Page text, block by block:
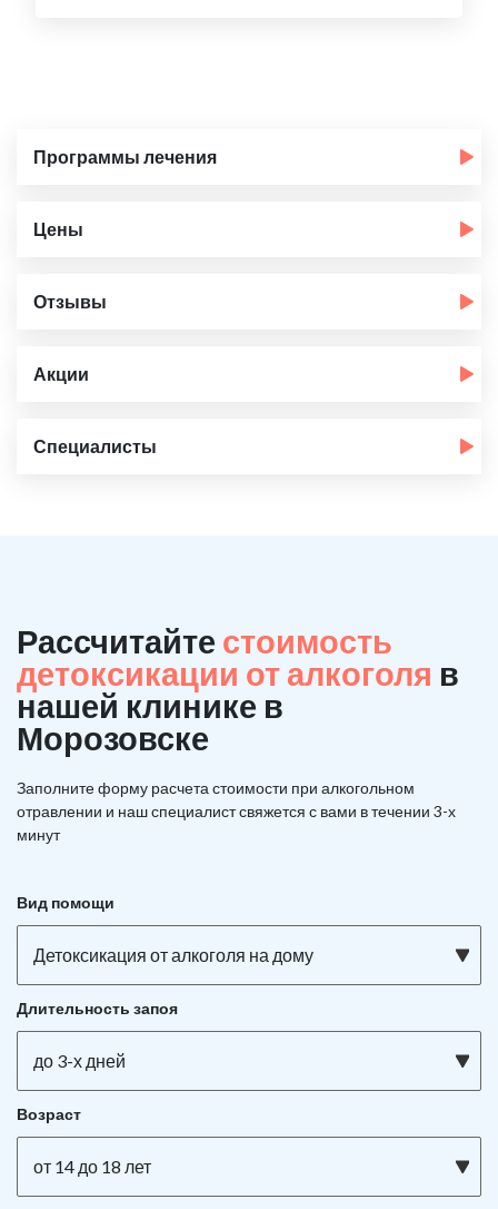
Программы лечения
Цены
Отзывы
Акции
Специалисты
Рассчитайте стоимость
детоксикации от алкоголя в
нашей клинике в
Морозовске
Заполните форму расчета стоимости при алкогольном
отравлении и наш специалист свяжется с вами в течении 3-х
минут
Вид помощи
Детоксикация от алкоголя на дому
Длительность запоя
до 3-х дней
Возраст
от 14 до 18 лет